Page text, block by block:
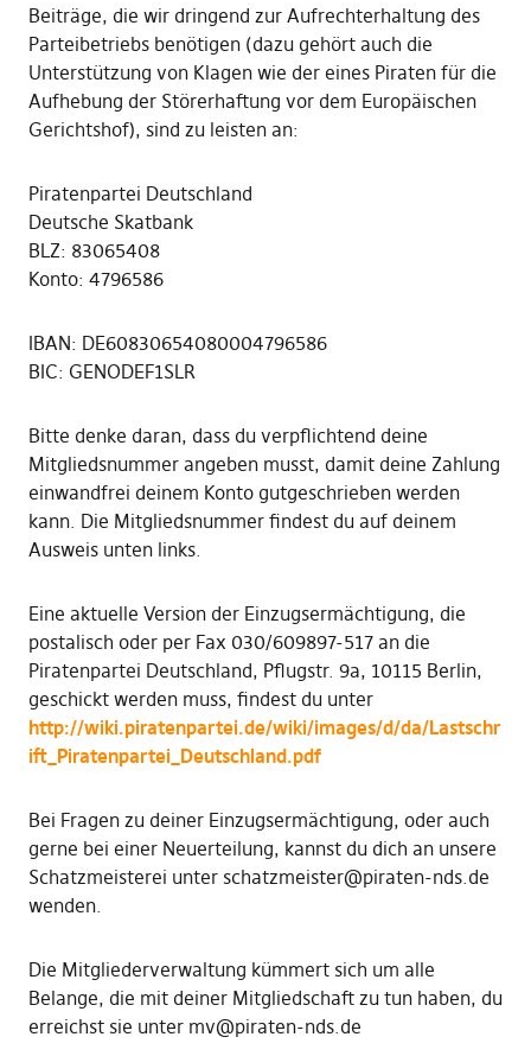
Beiträge, die wir dringend zur Aufrechterhaltung des
Parteibetriebs benötigen (dazu gehört auch die
Unterstützung von Klagen wie der eines Piraten für die
Aufhebung der Störerhaftung vor dem Europäischen
Gerichtshof), sind zu leisten an:
Piratenpartei Deutschland
Deutsche Skatbank
BLZ: 83065408
Konto: 4796586
IBAN: DE60830654080004796586
BIC: GENODEF1SLR
Bitte denke daran, dass du verpflichtend deine
Mitgliedsnummer angeben musst, damit deine Zahlung
einwandfrei deinem Konto gutgeschrieben werden
kann. Die Mitgliedsnummer findest du auf deinem
Ausweis unten links.
Eine aktuelle Version der Einzugsermächtigung, die
postalisch oder per Fax 030/609897-517 an die
Piratenpartei Deutschland, Pflugstr. 9a, 10115 Berlin,
geschickt werden muss, findest du unter
http://wiki.piratenpartei.de/wiki/images/d/da/Lastschr
ift_Piratenpartei_Deutschland.pdf
Bei Fragen zu deiner Einzugsermächtigung, oder auch
gerne bei einer Neuerteilung, kannst du dich an unsere
Schatzmeisterei unter schatzmeister@piraten-nds.de
wenden.
Die Mitgliederverwaltung kümmert sich um alle
Belange, die mit deiner Mitgliedschaft zu tun haben, du
erreichst sie unter mv@piraten-nds.de